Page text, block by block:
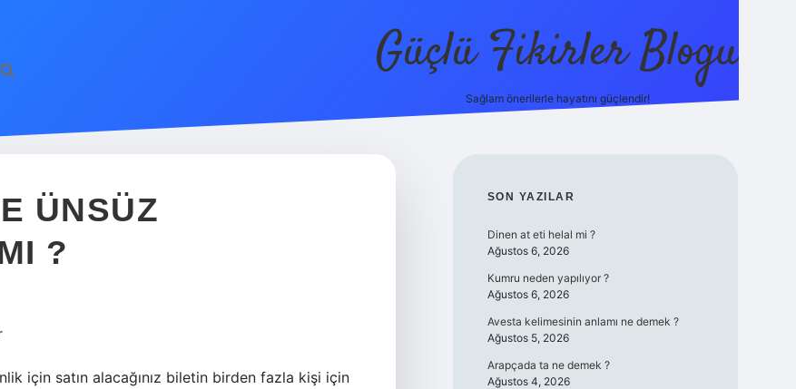
Güçlü Fikirler Blogu
Sağlam önerilerle hayatını güçlendir!
ÜNSÜZ
?
için satın alacağınız biletin birden fazla kişi için
SIDEBAR
SON YAZILAR
Dinen at eti helal mi ?
Ağustos 6, 2026
Kumru neden yapılıyor ?
Ağustos 6, 2026
Avesta kelimesinin anlamı ne demek ?
Ağustos 5, 2026
Arapçada ta ne demek ?
Ağustos 4, 2026